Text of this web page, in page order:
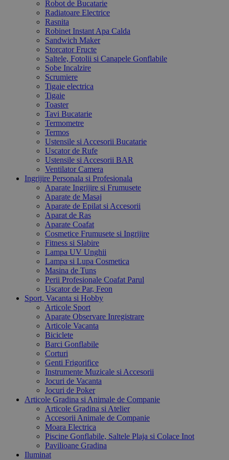
Robot de Bucatarie
Radiatoare Electrice
Rasnita
Robinet Instant Apa Calda
Sandwich Maker
Storcator Fructe
Saltele, Fotolii si Canapele Gonflabile
Sobe Incalzire
Scrumiere
Tigaie electrica
Tigaie
Toaster
Tavi Bucatarie
Termometre
Termos
Ustensile si Accesorii Bucatarie
Uscator de Rufe
Ustensile si Accesorii BAR
Ventilator Camera
Ingrijire Personala si Profesionala
Aparate Ingrijire si Frumusete
Aparate de Masaj
Aparate de Epilat si Accesorii
Aparat de Ras
Aparate Coafat
Cosmetice Frumusete si Ingrijire
Fitness si Slabire
Lampa UV Unghii
Lampa si Lupa Cosmetica
Masina de Tuns
Perii Profesionale Coafat Parul
Uscator de Par, Feon
Sport, Vacanta si Hobby
Articole Sport
Aparate Observare Inregistrare
Articole Vacanta
Biciclete
Barci Gonflabile
Corturi
Genti Frigorifice
Instrumente Muzicale si Accesorii
Jocuri de Vacanta
Jocuri de Poker
Articole Gradina si Animale de Companie
Articole Gradina si Atelier
Accesorii Animale de Companie
Moara Electrica
Piscine Gonflabile, Saltele Plaja si Colace Inot
Pavilioane Gradina
Iluminat